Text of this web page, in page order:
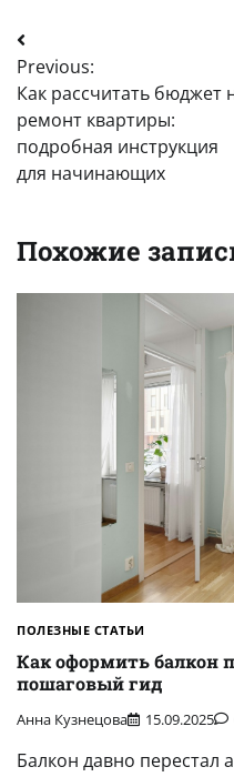
Навигация
по
записям
Previous:
Как рассчитать бюджет
ремонт квартиры:
подробная инструкция
для начинающих
Похожие
ПОЛЕЗНЫЕ СТАТЬИ
Как оформить балкон
пошаговый гид
Анна Кузнецова 15.09.2025
Балкон давно перестал